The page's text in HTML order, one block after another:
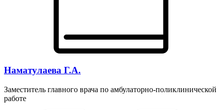
Наматулаева Г.А.
Заместитель главного врача по амбулаторно-поликлинической
работе